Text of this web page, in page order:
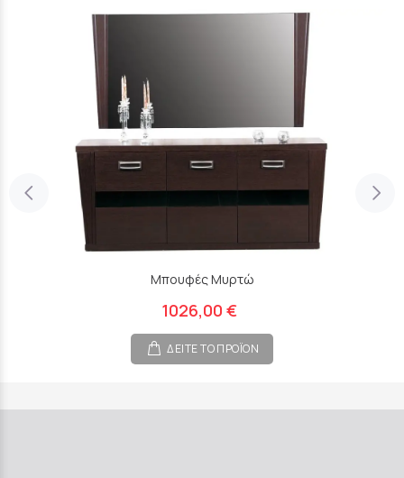
Μπουφές Μυρτώ
1026,00 €
ΔΕΙΤΕ ΤΟ ΠΡΟΪΟΝ